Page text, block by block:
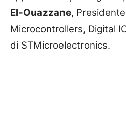
El-Ouazzane,
Microcontrollers, Digital
di STMicroelectronics.